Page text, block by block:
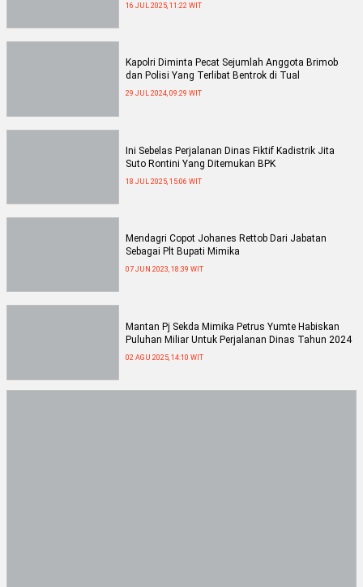
16 JUL 2025, 11:22 WIT
Kapolri Diminta Pecat Sejumlah Anggota Brimob
dan Polisi Yang Terlibat Bentrok di Tual
29 JUL 2024, 09:29 WIT
Ini Sebelas Perjalanan Dinas Fiktif Kadistrik Jita
Suto Rontini Yang Ditemukan BPK
18 JUL 2025, 15:06 WIT
Mendagri Copot Johanes Rettob Dari Jabatan
Sebagai Plt Bupati Mimika
07 JUN 2023, 18:39 WIT
Mantan Pj Sekda Mimika Petrus Yumte Habiskan
Puluhan Miliar Untuk Perjalanan Dinas Tahun 2024
02 AGU 2025, 14:10 WIT